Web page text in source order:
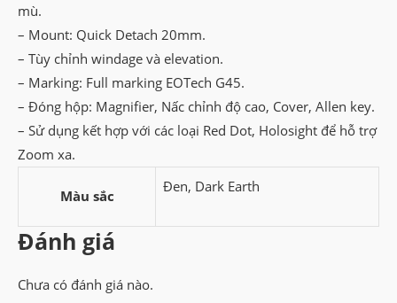
mù.
– Mount: Quick Detach 20mm.
– Tùy chỉnh windage và elevation.
– Marking: Full marking EOTech G45.
– Đóng hộp: Magnifier, Nấc chỉnh độ cao, Cover, Allen key.
– Sử dụng kết hợp với các loại Red Dot, Holosight để hỗ trợ
Zoom xa.
Màu sắc
Đen, Dark Earth
Đánh giá
Chưa có đánh giá nào.